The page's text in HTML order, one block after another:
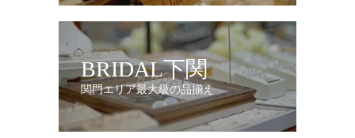
BRIDAL下関
関門エリア最大級の品揃え